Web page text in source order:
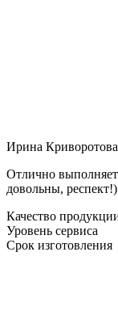
Ирина Криворотова
Отлично
довольны, респект!)
Качество
Уровень сервиса
Срок изготовления